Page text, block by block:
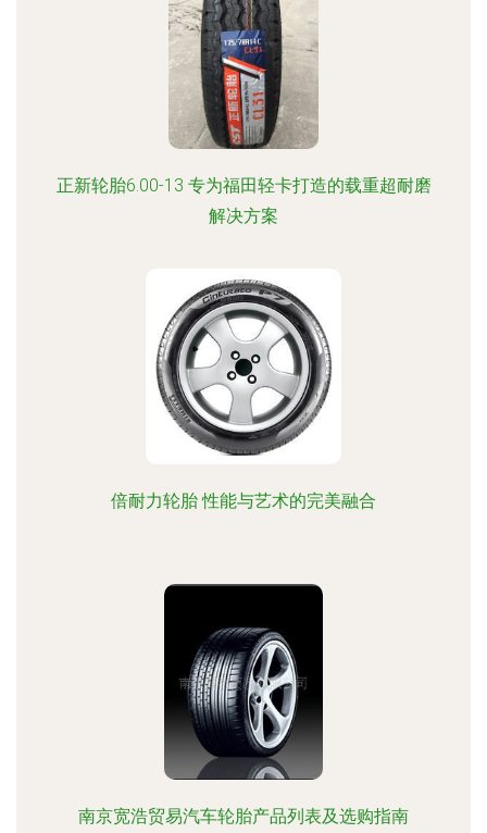
正新轮胎6.00-13 专为福田轻卡打造的载重超耐磨
解决方案
倍耐力轮胎 性能与艺术的完美融合
南京宽浩贸易汽车轮胎产品列表及选购指南